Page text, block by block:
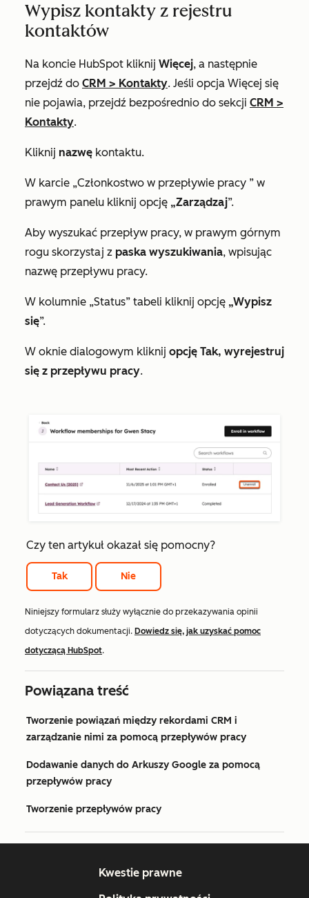
Wypisz kontakty z rejestru
kontaktów
Na koncie HubSpot kliknij Więcej, a następnie
przejdź do CRM > Kontakty. Jeśli opcja Więcej się
nie pojawia, przejdź bezpośrednio do sekcji CRM >
Kontakty.
Kliknij nazwę kontaktu.
W karcie „Członkostwo w przepływie pracy ” w
prawym panelu kliknij opcję „Zarządzaj”.
Aby wyszukać przepływ pracy, w prawym górnym
rogu skorzystaj z paska wyszukiwania, wpisując
nazwę przepływu pracy.
W kolumnie „Status” tabeli kliknij opcję „Wypisz
się”.
W oknie dialogowym kliknij opcję Tak, wyrejestruj
się z przepływu pracy.
Czy ten artykuł okazał się pomocny?
Tak Nie
Niniejszy formularz służy wyłącznie do przekazywania opinii
dotyczących dokumentacji. Dowiedz się, jak uzyskać pomoc
dotyczącą HubSpot.
Powiązana treść
Tworzenie powiązań między rekordami CRM i
zarządzanie nimi za pomocą przepływów pracy
Dodawanie danych do Arkuszy Google za pomocą
przepływów pracy
Tworzenie przepływów pracy
Kwestie prawne